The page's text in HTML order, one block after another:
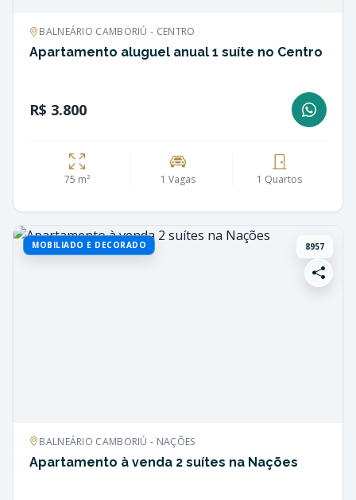
BALNEÁRIO CAMBORIÚ - CENTRO
Apartamento aluguel anual 1 suíte no Centro
R$ 3.800
75 m² 1 Vagas 1 Quartos
MOBILIADO E DECORADO 8957
BALNEÁRIO CAMBORIÚ - NAÇÕES
Apartamento à venda 2 suítes na Nações